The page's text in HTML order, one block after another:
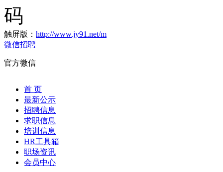
触屏版： http://www.jy91.net/m
微信招聘
官方微信
首 页
最新公示
招聘信息
求职信息
培训信息
HR工具箱
职场资讯
会员中心